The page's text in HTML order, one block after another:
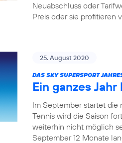
Neuabschluss oder
Preis oder sie profitieren
25. August 2020
DAS SKY SUPERSPORT
Ein ganzes
Im September startet die
Tennis wird die Saison
weiterhin nicht möglich
September 12 Monate